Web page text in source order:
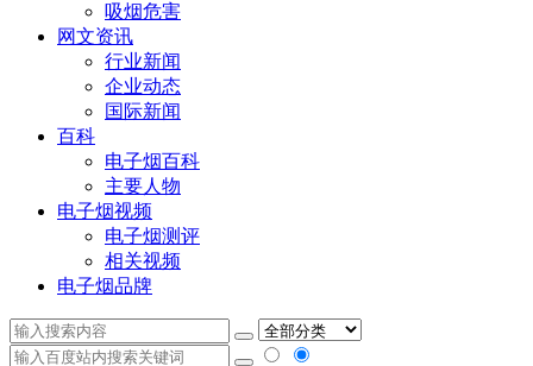
吸烟危害
网文资讯
行业新闻
企业动态
国际新闻
百科
电子烟百科
主要人物
电子烟视频
电子烟测评
相关视频
电子烟品牌